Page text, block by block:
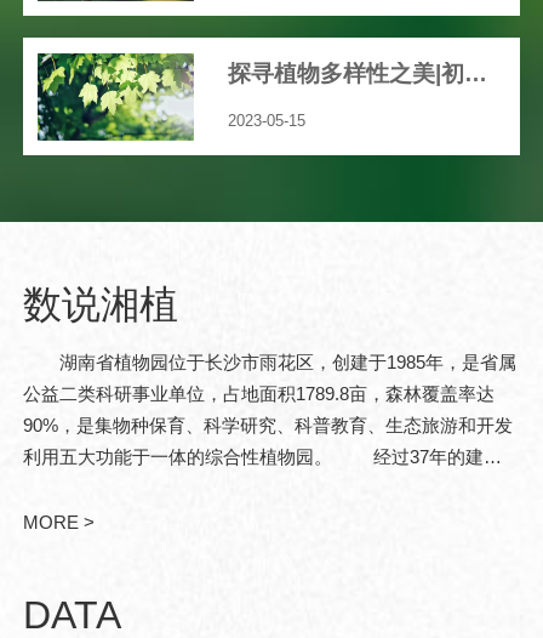
探寻植物多样性之美|初夏，我们身边那些绚丽多彩的草本花卉
2023-05-15
数说湘植
湖南省植物园位于长沙市雨花区，创建于1985年，是省属
公益二类科研事业单位，占地面积1789.8亩，森林覆盖率达
90%，是集物种保育、科学研究、科普教育、生态旅游和开发
利用五大功能于一体的综合性植物园。 经过37年的建
物资源储备基地。湖南省..
MORE >
DATA